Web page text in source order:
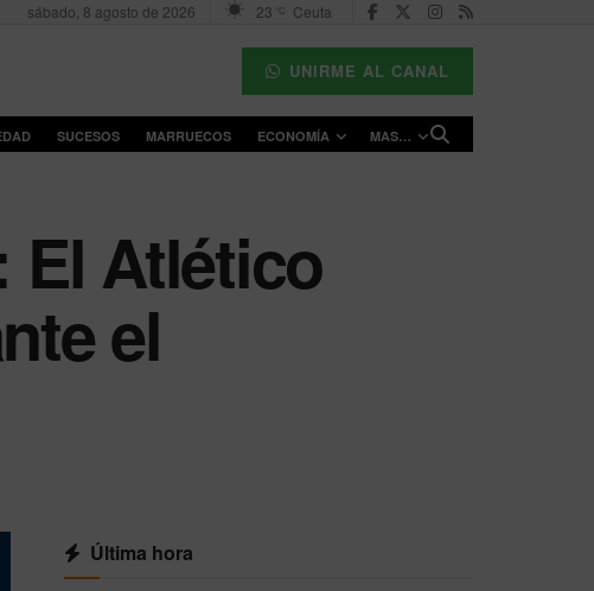
sábado, 8 agosto de 2026 23 °C Ceuta
UNIRME AL CANAL
SUCESOS MARRUECOS ECONOMÍA MAS…
El Atlético
el
Última hora